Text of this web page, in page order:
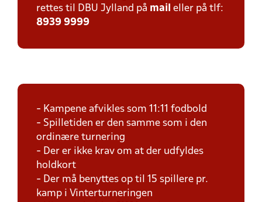
rettes til DBU Jylland på mail eller på tlf:
8939 9999
- Kampene afvikles som 11:11 fodbold
- Spilletiden er den samme som i den
ordinære turnering
- Der er ikke krav om at der udfyldes
holdkort
- Der må benyttes op til 15 spillere pr.
kamp i Vinterturneringen